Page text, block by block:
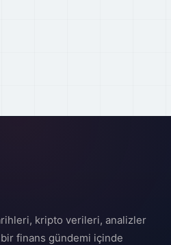
kripto verileri, analizler
finans gündemi içinde